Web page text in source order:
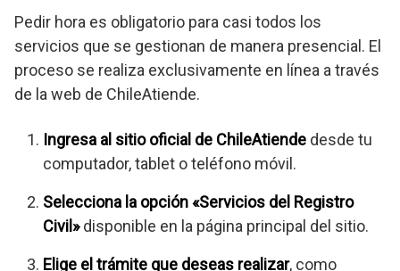
Pedir hora es obligatorio para casi todos los
servicios que se gestionan de manera presencial. El
proceso se realiza exclusivamente en línea a través
de la web de ChileAtiende.
Ingresa al sitio oficial de ChileAtiende desde tu
computador, tablet o teléfono móvil.
Selecciona la opción «Servicios del Registro
Civil»disponible en la página principal del sitio.
Elige el trámite que deseas realizar, como